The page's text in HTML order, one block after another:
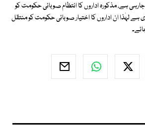
ہے، مذکورہ اداروں کا انتظام صوبائی حکومت کو
ہے لہٰذا ان اداروں کا اختیار صوبائی حکومت کو منتقل